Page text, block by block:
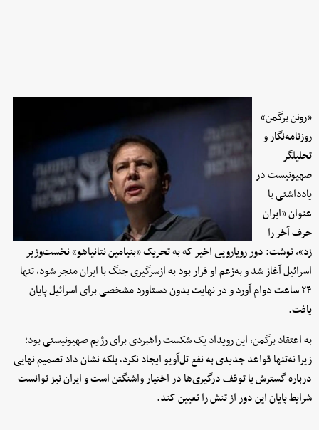
«رونن برگمن»
روزنامه‌نگار و
تحلیلگر
صهیونیست در
یادداشتی با
عنوان «ایران
حرف آخر را
زد»، نوشت: دور رویارویی اخیر که به تحریک «بنیامین نتانیاهو» نخست‌وزیر
اسرائیل آغاز شد و به‌زعم او قرار بود به ازسرگیری جنگ با ایران منجر شود، تنها
۲۴ ساعت دوام آورد و در نهایت بدون دستاورد مشخصی برای اسرائیل پایان
یافت.
به اعتقاد برگمن، این رویداد یک شکست راهبردی برای رژیم صهیونیستی بود؛
زیرا نه‌تنها قواعد جدیدی به نفع تل‌آویو ایجاد نکرد، بلکه نشان داد تصمیم نهایی
درباره گسترش یا توقف درگیری‌ها در اختیار واشنگتن است و ایران نیز توانست
شرایط پایان این دور از تنش را تعیین کند.